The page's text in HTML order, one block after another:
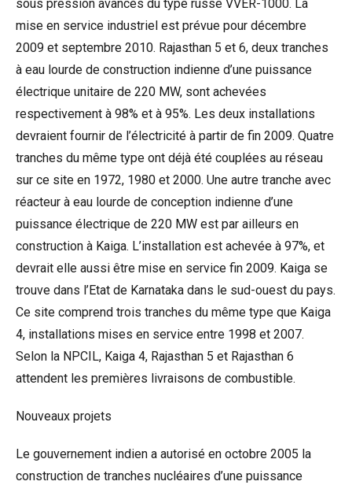
sous pression avancés du type russe VVER-1000. La
mise en service industriel est prévue pour décembre
2009 et septembre 2010. Rajasthan 5 et 6, deux tranches
à eau lourde de construction indienne d’une puissance
électrique unitaire de 220 MW, sont achevées
respectivement à 98% et à 95%. Les deux installations
devraient fournir de l’électricité à partir de fin 2009. Quatre
tranches du même type ont déjà été couplées au réseau
sur ce site en 1972, 1980 et 2000. Une autre tranche avec
réacteur à eau lourde de conception indienne d’une
puissance électrique de 220 MW est par ailleurs en
construction à Kaiga. L’installation est achevée à 97%, et
devrait elle aussi être mise en service fin 2009. Kaiga se
trouve dans l’Etat de Karnataka dans le sud-ouest du pays.
Ce site comprend trois tranches du même type que Kaiga
4, installations mises en service entre 1998 et 2007.
Selon la NPCIL, Kaiga 4, Rajasthan 5 et Rajasthan 6
attendent les premières livraisons de combustible.
Nouveaux projets
Le gouvernement indien a autorisé en octobre 2005 la
construction de tranches nucléaires d’une puissance